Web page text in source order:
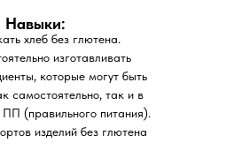
Навыки:
хлеб без глютена.
изготавливать
которые могут быть
самостоятельно, так и в
ПП (правильного питания).
изделий без глютена